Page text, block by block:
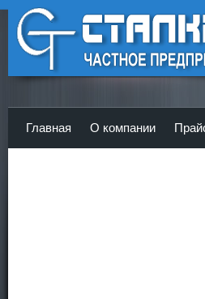
ЧП Сталкер - Главная
Главная О компании